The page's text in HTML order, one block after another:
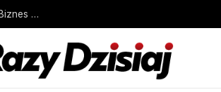
Ile kosztuje przepisanie mieszkania u notariusza w 2026 roku? – Biznes Wprost